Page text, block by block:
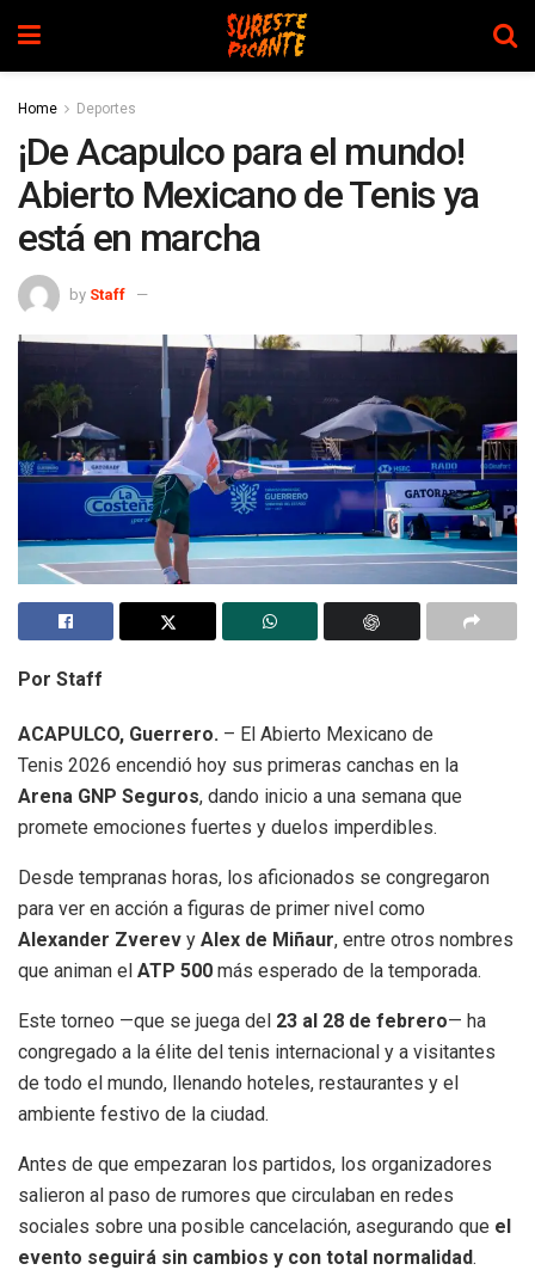
Home Deportes
¡De Acapulco para el mundo!
Abierto Mexicano de Tenis ya
está en marcha
by Staff
Por Staff
ACAPULCO, Guerrero. – El Abierto Mexicano de
Tenis 2026 encendió hoy sus primeras canchas en la
Arena GNP Seguros, dando inicio a una semana que
promete emociones fuertes y duelos imperdibles.
Desde tempranas horas, los aficionados se congregaron
para ver en acción a figuras de primer nivel como
Alexander Zverev y Alex de Miñaur, entre otros nombres
que animan el ATP 500 más esperado de la temporada.
Este torneo —que se juega del 23 al 28 de febrero— ha
congregado a la élite del tenis internacional y a visitantes
de todo el mundo, llenando hoteles, restaurantes y el
ambiente festivo de la ciudad.
Antes de que empezaran los partidos, los organizadores
salieron al paso de rumores que circulaban en redes
sociales sobre una posible cancelación, asegurando que el
evento seguirá sin cambios y con total normalidad.